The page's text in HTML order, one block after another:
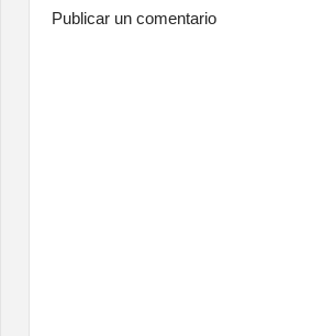
Publicar un comentario